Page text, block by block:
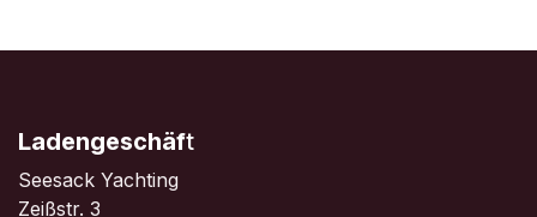
Ladengeschäft
Seesack Yachting
Zeißstr. 3